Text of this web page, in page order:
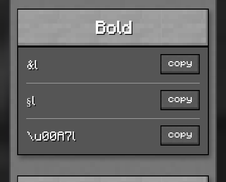
Bold
&l copy
§l copy
\u00A7l copy